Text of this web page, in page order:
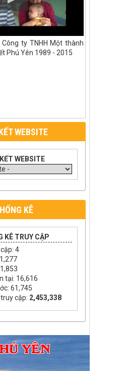
ty TNHH Một thành
Phú Yên 1989 - 2015
WEBSITE
WEBSITE
KÊ
KÊ TRUY CẬP
4
tại: 16,616
61,745
cập: 2,453,338